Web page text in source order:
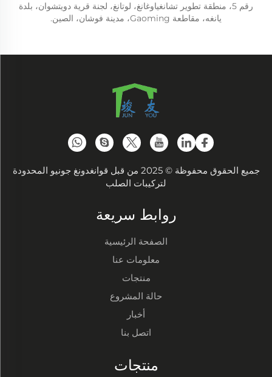
رقم 5، منطقة تطوير تشانغياوغانغ، لوتانغ، لجنة قرية دويتشوان، بلدة
يانغه، مقاطعة Gaoming، مدينة فوشان، الصين.
جميع الحقوق محفوظة © 2025 من قبل قوانغدونغ جونيو المحدودة
لتركيبات الصلب
روابط سريعة
الصفحة الرئيسية
معلومات عنا
منتجات
حالة المشروع
أخبار
اتصل بنا
منتجات